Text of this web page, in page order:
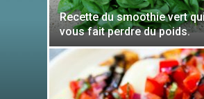
Recette du smoothie vert qui
vous fait perdre du poids.